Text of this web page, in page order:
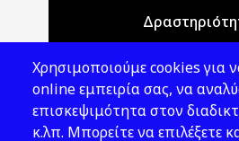
Εκδόσεις
Χρησιμοποιούμε cookies για
online εμπειρία σας, να
επισκεψιμότητα στον
κ.λπ. Μπορείτε να επιλέξετε